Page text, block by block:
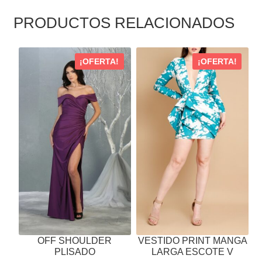
PRODUCTOS RELACIONADOS
OFF SHOULDER
PLISADO
¡OFERTA!
PRODUCTO
MÚLTIPLES
VARIANTES.
OPCIONES
PUEDEN
ELEGIR
EN
LA
PÁGINA
VESTIDO PRINT MANGA
LARGA ESCOTE V
¡OFERTA!
PRODUCTO
TIENE
MÚLTIPLES
VARIANTES.
OPCIONES
PUEDEN
ELEGIR
DE